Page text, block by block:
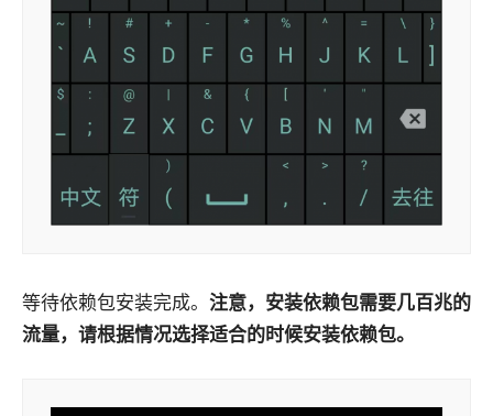
等待依赖包安装完成。 注意，安装依赖包需要几百兆的
流量，请根据情况选择适合的时候安装依赖包。